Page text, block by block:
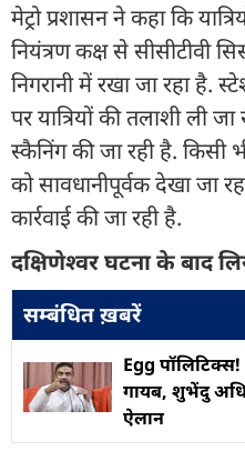
मेट्रो प्रशासन ने कहा कि
नियंत्रण कक्ष से सीसीटीवी
निगरानी में रखा जा रहा है.
पर यात्रियों की तलाशी ली
स्कैनिंग की जा रही है. किसी
को सावधानीपूर्वक देखा जा
कार्रवाई की जा रही है.
दक्षिणेश्वर घटना के बाद
सम्बंधित ख़बरें
Egg
गायब, शुभेंदु
ऐलान